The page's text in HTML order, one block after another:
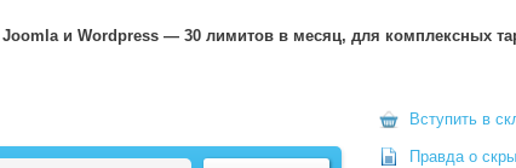
и Wordpress — 30 лимитов в месяц, для комплексных
Вступить в
Правда о